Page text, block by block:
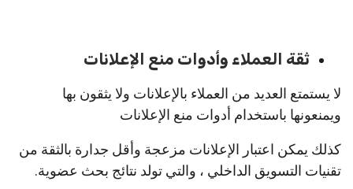
ثقة العملاء وأدوات منع الإعلانات
لا يستمتع العديد من العملاء بالإعلانات ولا يثقون بها
ويمنعونها باستخدام أدوات منع الإعلانات
كذلك يمكن اعتبار الإعلانات مزعجة وأقل جدارة بالثقة من
تقنيات التسويق الداخلي ، والتي تولد نتائج بحث عضوية.